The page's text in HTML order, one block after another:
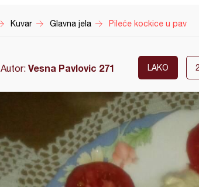
Kuvar Glavna jela Pileće kockice u pav
Autor: Vesna Pavlovic 271 LAKO 2